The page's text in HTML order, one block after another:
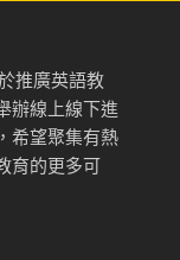
推廣英語教
辦線上線下進
希望聚集有熱
育的更多可